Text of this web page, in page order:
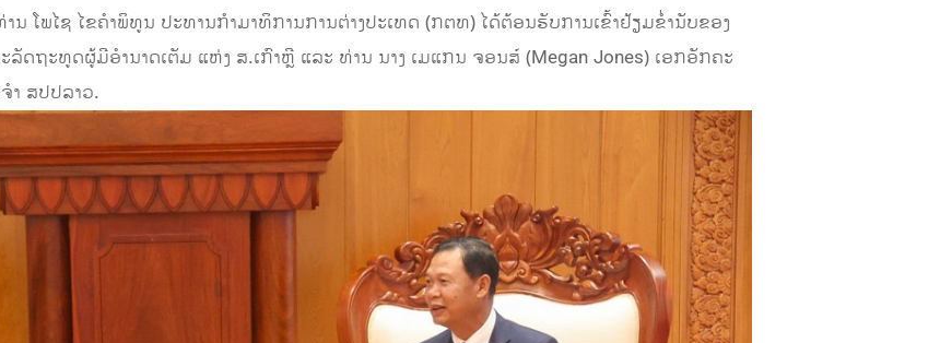
ໂພໄຊ ໄຂຄຳພິທູນ ປະທານກຳມາທິການການຕ່າງປະເທດ (ກຕທ) ໄດ້ຕ້ອນຮັບການເຂົ້າຢ້ຽມຂໍ່ານັບຂອງ
ລັດຖະທູດຜູ້ມີອຳນາດເຕັມ ແຫ່ງ ສ.ເກົາຫຼີ ແລະ ທ່ານ ນາງ ເມແກນ ຈອນສ໌ (Megan Jones) ເອກອັກຄະ
າ ສປປລາວ.